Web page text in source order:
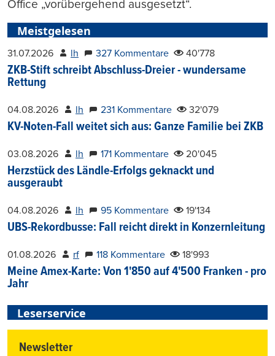
Office „vorübergehend ausgesetzt“.
Meistgelesen
31.07.2026 lh 327 Kommentare 40'778
ZKB-Stift schreibt Abschluss-Dreier - wundersame
Rettung
04.08.2026 lh 231 Kommentare 32'079
KV-Noten-Fall weitet sich aus: Ganze Familie bei ZKB
03.08.2026 lh 171 Kommentare 20'045
Herzstück des Ländle-Erfolgs geknackt und
ausgeraubt
04.08.2026 lh 95 Kommentare 19'134
UBS-Rekordbusse: Fall reicht direkt in Konzernleitung
01.08.2026 rf 118 Kommentare 18'993
Meine Amex-Karte: Von 1'850 auf 4'500 Franken - pro
Jahr
Leserservice
Newsletter